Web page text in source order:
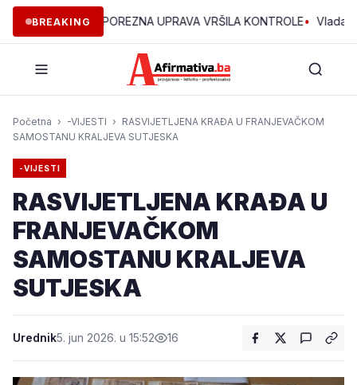
BREAKING
ZDK JE POREZNA UPRAVA VRŠILA KONTROLE• Vlada ZDK
Početna › -VIJESTI › RASVIJETLJENA KRAĐA U FRANJEVAČKOM
SAMOSTANU KRALJEVA SUTJESKA
-VIJESTI
RASVIJETLJENA KRAĐA U
FRANJEVAČKOM
SAMOSTANU KRALJEVA
SUTJESKA
Urednik5. jun 2026. u 15:52 16